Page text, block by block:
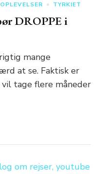
TYRKIET
DROPPE i
mange
at se. Faktisk er
tage flere måneder